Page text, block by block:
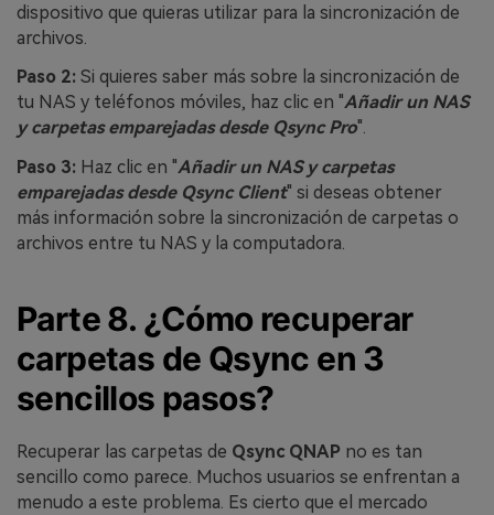
dispositivo que quieras utilizar para la sincronización de
archivos.
Paso 2: Si quieres saber más sobre la sincronización de
tu NAS y teléfonos móviles, haz clic en "Añadir un NAS
y carpetas emparejadas desde Qsync Pro".
Paso 3: Haz clic en "Añadir un NAS y carpetas
emparejadas desde Qsync Client" si deseas obtener
más información sobre la sincronización de carpetas o
archivos entre tu NAS y la computadora.
Parte 8. ¿Cómo recuperar
carpetas de Qsync en 3
sencillos pasos?
󠀰Recuperar las carpetas de Qsync QNAP no es tan
sencillo como parece.󠀲󠀦󠀩󠀥󠀠󠀤󠀧󠀩󠀳󠀰 Muchos usuarios se enfrentan a
menudo a este problema. Es cierto que el mercado